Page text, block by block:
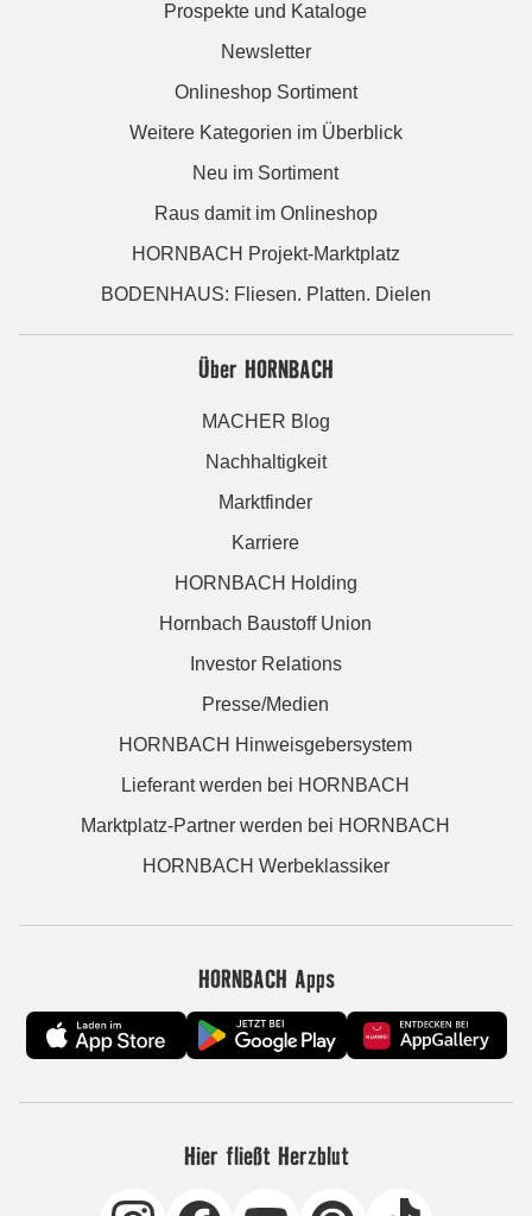
Prospekte und Kataloge
Newsletter
Onlineshop Sortiment
Weitere Kategorien im Überblick
Neu im Sortiment
Raus damit im Onlineshop
HORNBACH Projekt-Marktplatz
BODENHAUS: Fliesen. Platten. Dielen
Über HORNBACH
MACHER Blog
Nachhaltigkeit
Marktfinder
Karriere
HORNBACH Holding
Hornbach Baustoff Union
Investor Relations
Presse/Medien
HORNBACH Hinweisgebersystem
Lieferant werden bei HORNBACH
Marktplatz-Partner werden bei HORNBACH
HORNBACH Werbeklassiker
HORNBACH Apps
Hier fließt Herzblut